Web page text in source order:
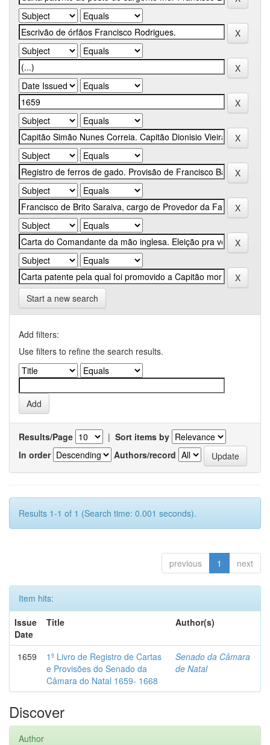
Start a new search
Add filters:
Use filters to refine the search results.
Results/Page | Sort items by
In order
Authors/record
Results 1-1 of 1 (Search time: 0.001 seconds).
previous 1 next
Item hits:
Issue
Date
Title Author(s)
1659
1º Livro de Registro de Cartas
e Provisões do Senado da
Câmara do Natal 1659- 1668
Senado da Câmara
de Natal
Discover
Author